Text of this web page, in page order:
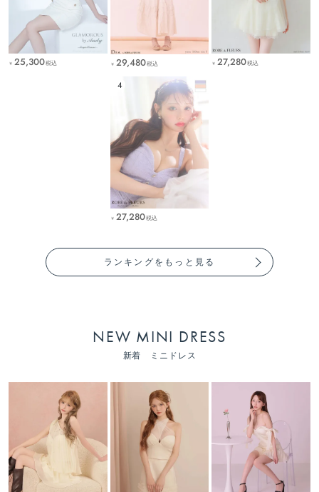
￥ 25,300税込 ￥ 29,480税込 ￥ 27,280税込
￥ 27,280税込
ランキングをもっと見る
NEW MINI DRESS
新着 ミニドレス